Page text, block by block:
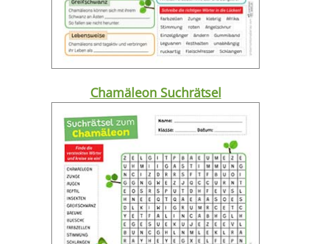
Chamäleon Suchrätsel